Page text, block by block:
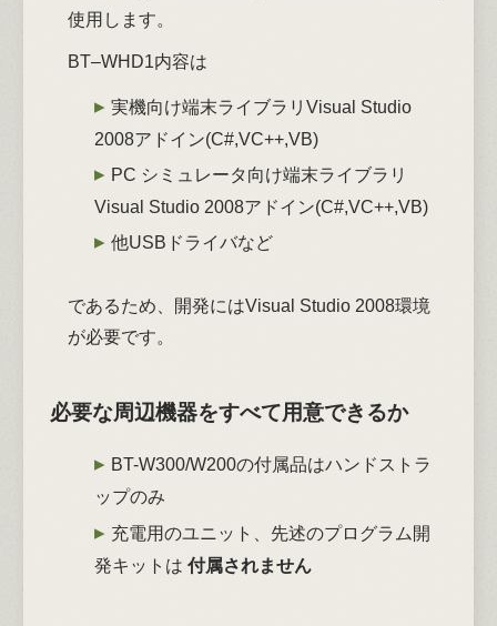
使用します。
BT‒WHD1内容は
実機向け端末ライブラリVisual Studio
2008アドイン(C#,VC++,VB)
PC シミュレータ向け端末ライブラリ
Visual Studio 2008アドイン(C#,VC++,VB)
他USBドライバなど
であるため、開発にはVisual Studio 2008環境
が必要です。
必要な周辺機器をすべて用意できるか
BT-W300/W200の付属品はハンドストラ
ップのみ
充電用のユニット、先述のプログラム開
発キットは 付属されません